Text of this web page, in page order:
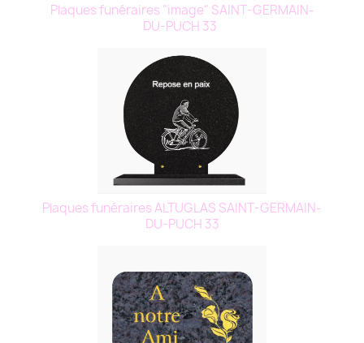
Plaques funéraires "image" SAINT-GERMAIN-
DU-PUCH 33
Plaques funéraires ALTUGLAS SAINT-GERMAIN-
DU-PUCH 33